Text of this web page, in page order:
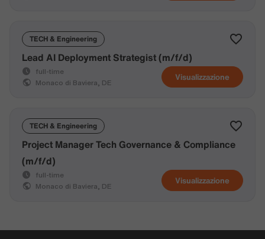
TECH & Engineering
Visualizzazione
Lead AI Deployment Strategist (m/f/d)
full-time
Monaco di Baviera, DE
TECH & Engineering
Visualizzazione
Project Manager Tech Governance & Compliance
(m/f/d)
full-time
Monaco di Baviera, DE